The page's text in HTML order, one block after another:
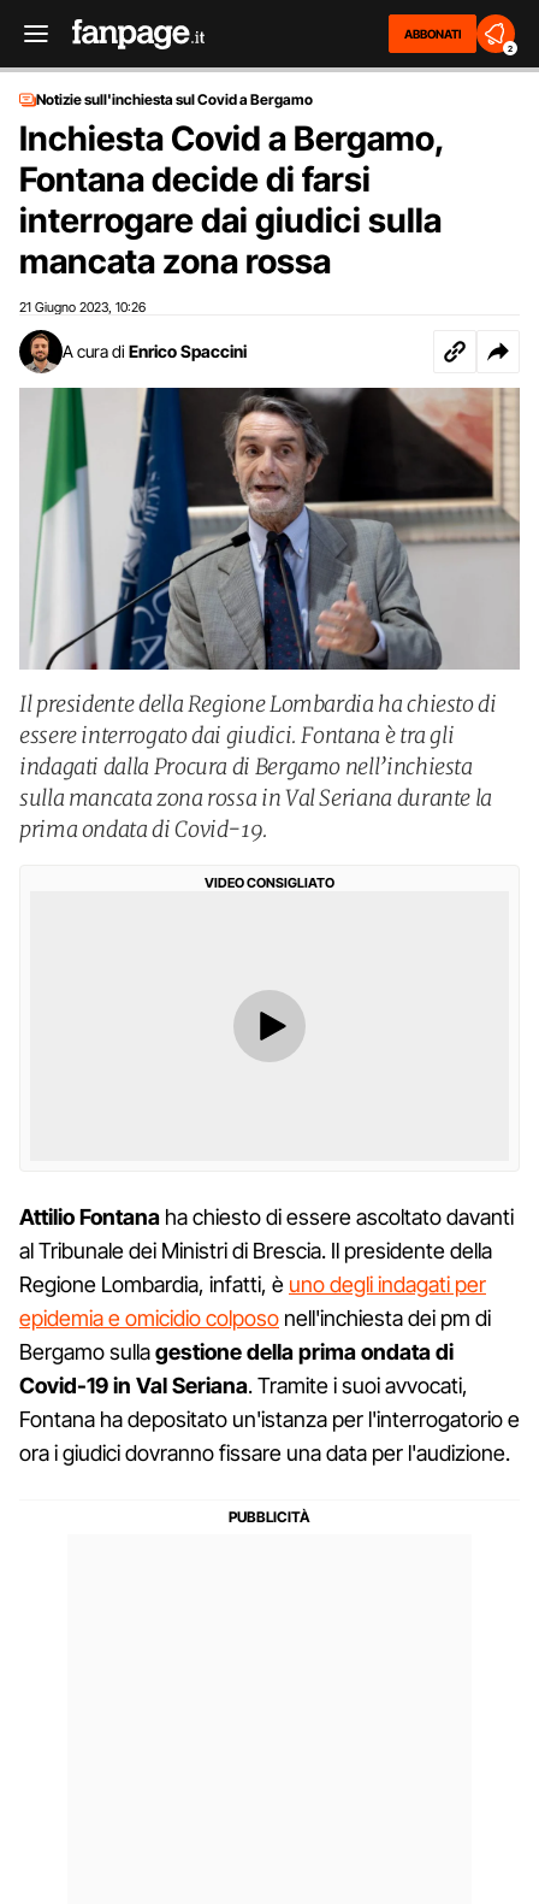
ABBONATI
2
Notizie sull'inchiesta sul Covid a Bergamo
Inchiesta Covid a Bergamo,
Fontana decide di farsi
interrogare dai giudici sulla
mancata zona rossa
21 Giugno 2023 10:26
A cura di Enrico Spaccini
Il presidente della Regione Lombardia ha chiesto di
essere interrogato dai giudici. Fontana è tra gli
indagati dalla Procura di Bergamo nell’inchiesta
sulla mancata zona rossa in Val Seriana durante la
prima ondata di Covid-19.
VIDEO CONSIGLIATO
Attilio Fontana ha chiesto di essere ascoltato davanti
al Tribunale dei Ministri di Brescia. Il presidente della
Regione Lombardia, infatti, è uno degli indagati per
epidemia e omicidio colposo nell'inchiesta dei pm di
Bergamo sullagestione della prima ondata di
Covid-19 in Val Seriana. Tramite i suoi avvocati,
Fontana ha depositato un'istanza per l'interrogatorio e
ora i giudici dovranno fissare una data per l'audizione.